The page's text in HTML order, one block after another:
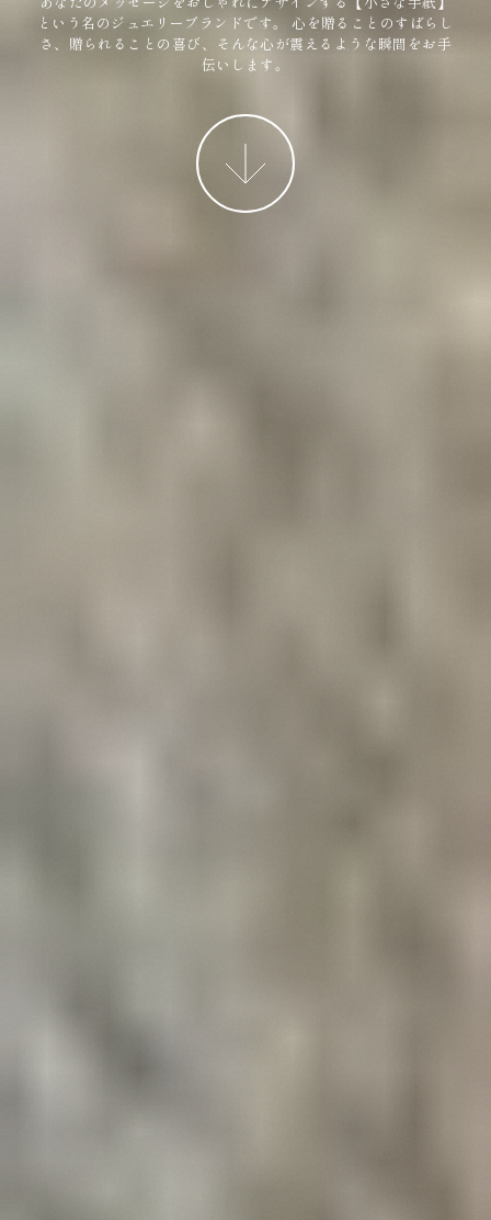
という名のジュエリーブランドです。
心を贈ることのすばらし
さ、贈られることの喜び、そんな心が震えるような瞬間をお手
伝いします。